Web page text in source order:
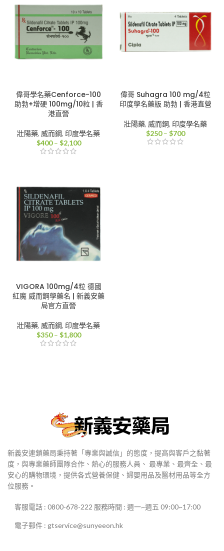
$4,000
偉哥學名藥Cenforce-100
助勃+增硬 100mg/10粒 | 香
港直營
壯陽藥, 威而鋼, 印度學名藥
$400 – $2,100價
到
$2,100
偉哥 Suhagra 100 mg/4粒
印度學名藥版 助勃 | 香港直營
壯陽藥, 威而鋼, 印度學名藥
$250 – $700價
VIGORA 100mg/4粒 德國
紅魔 威而鋼學藥名 | 新義安藥
局官方直營
壯陽藥, 威而鋼, 印度學名藥
$350 – $1,800價
新義安連鎖藥局秉持著「專業與誠信」的態度，提高與客戶之黏著
度，與專業藥師團隊合作、熱心的服務人員、 最專業、最齊全、最
安心的購物環境，提供各式營養保健、婦嬰用品及醫材用品等全方
位服務。
客服電話 : 0800-678-222 服務時間 : 週一~週五 09:00~17:00
電子郵件 : gtservice@sunyeeon.hk